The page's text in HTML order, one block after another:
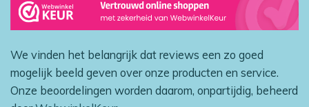
We vinden het belangrijk dat reviews een zo goed
mogelijk beeld geven over onze producten en service.
Onze beoordelingen worden daarom, onpartijdig, beheerd